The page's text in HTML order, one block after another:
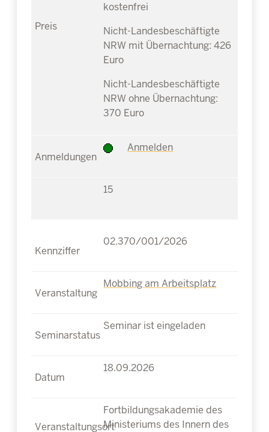
kostenfrei
Nicht-Landesbeschäftigte
NRW mit Übernachtung: 426
Euro
Nicht-Landesbeschäftigte
NRW ohne Übernachtung:
370 Euro
Anmelden
15
02.370/001/2026
Mobbing am Arbeitsplatz
Seminar ist eingeladen
18.09.2026
Fortbildungsakademie des
Ministeriums des Innern des